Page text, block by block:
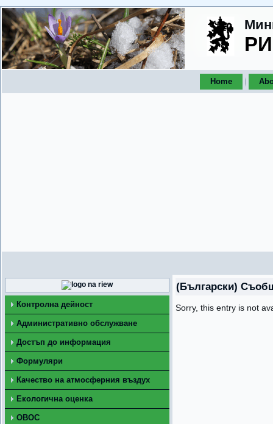
Home
Контролна дейност
Административно обслужване
Достъп до информация
Формуляри
Качество на атмосферния въздух
Екологична оценка
ОВОС
(Български)
Sorry, this entry is not